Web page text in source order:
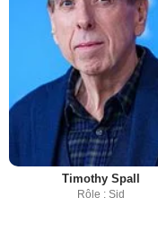
Timothy Spall
Rôle : Sid